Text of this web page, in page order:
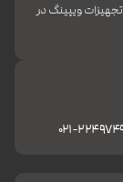
ویپینگ در
۲۲۴۹۷۴۹۶